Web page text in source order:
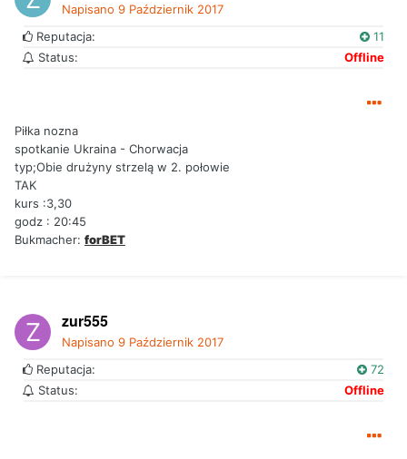
Napisano 9 Październik 2017
Reputacja:
11
Status:
Offline
Piłka nozna
spotkanie Ukraina - Chorwacja
typ;Obie drużyny strzelą w 2. połowie
TAK
kurs :3,30
godz : 20:45
Bukmacher: forBET
zur555
Napisano 9 Październik 2017
Reputacja:
72
Status:
Offline